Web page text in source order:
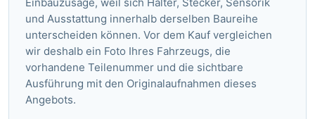
und Ausstattung innerhalb derselben Baureihe
unterscheiden können. Vor dem Kauf vergleichen
wir deshalb ein Foto Ihres Fahrzeugs, die
vorhandene Teilenummer und die sichtbare
Ausführung mit den Originalaufnahmen dieses
Angebots.